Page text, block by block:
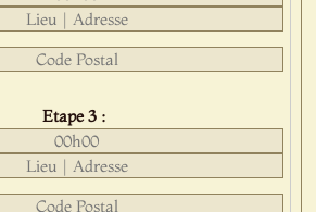
Etape 3 :